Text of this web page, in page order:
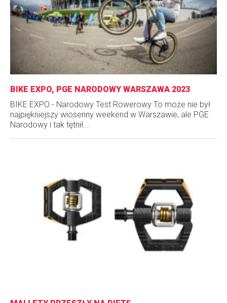
BIKE EXPO, PGE NARODOWY WARSZAWA 2023
BIKE EXPO - Narodowy Test Rowerowy To może nie był
najpiękniejszy wiosenny weekend w Warszawie, ale PGE
Narodowy i tak tętnił...